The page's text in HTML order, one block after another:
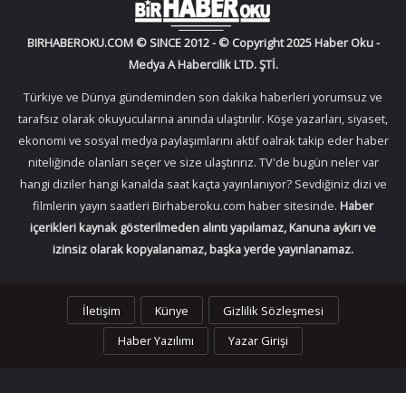
BIRHABEROKU.COM © SINCE 2012 - © Copyright 2025 Haber Oku -
Medya A Habercilik LTD. ŞTİ.
Türkiye ve Dünya gündeminden son dakika haberleri yorumsuz ve
tarafsız olarak okuyucularına anında ulaştırılır. Köşe yazarları, siyaset,
ekonomi ve sosyal medya paylaşımlarını aktif oalrak takip eder haber
niteliğinde olanları seçer ve size ulaştırırız. TV'de bugün neler var
hangi diziler hangi kanalda saat kaçta yayınlanıyor? Sevdiğiniz dizi ve
filmlerin yayın saatleri Birhaberoku.com haber sitesinde. Haber
içerikleri kaynak gösterilmeden alıntı yapılamaz, Kanuna aykırı ve
izinsiz olarak kopyalanamaz, başka yerde yayınlanamaz.
İletişim Künye
Gizlilik Sözleşmesi
Haber Yazılımı
Yazar Girişi